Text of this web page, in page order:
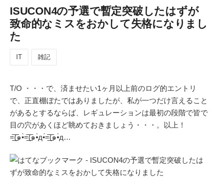
ISUCON4の予選で暫定突破したはずが
致命的なミスをおかして失格になりまし
た
IT 雑記
T/O ・・・で、済ませたい1ヶ月以上前のログ的エントリ
で、正直棚ぼたではありましたが、私が一つだけ言えること
があるとするならば、レギュレーションは最初の段階で皆で
目の穴があくほど眺めておきましょう・・・。以上！
=͟͟͞͞(๑•̀=͟͟͞͞(๑•̀д•́=͟͟͞͞(๑•̀д…